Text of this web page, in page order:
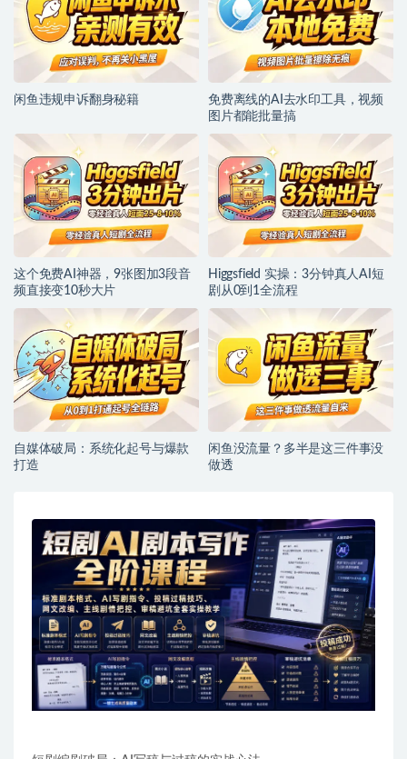
闲鱼违规申诉翻身秘籍
免费离线的AI去水印工具，视频
图片都能批量搞
这个免费AI神器，9张图加3段音
频直接变10秒大片
Higgsfield 实操：3分钟真人AI短
剧从0到1全流程
自媒体破局：系统化起号与爆款
打造
闲鱼没流量？多半是这三件事没
做透